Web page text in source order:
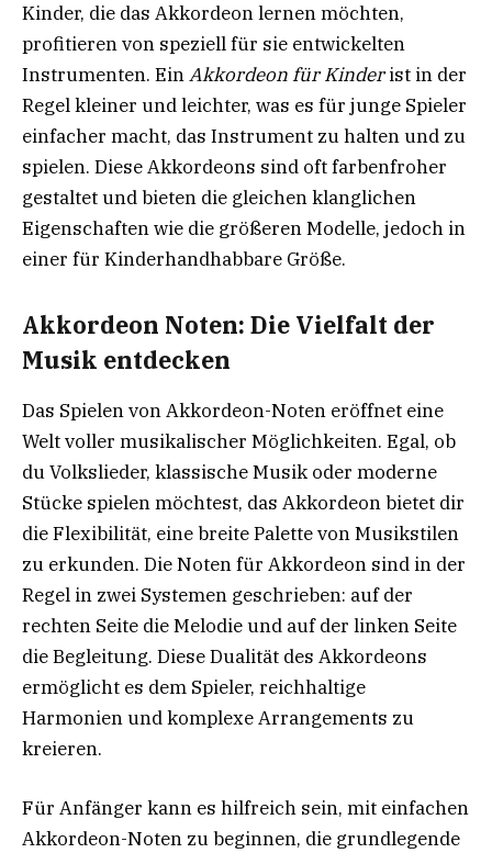
Kinder, die das Akkordeon lernen möchten,
profitieren von speziell für sie entwickelten
Instrumenten. EinAkkordeon für Kinderist in der
Regel kleiner und leichter, was es für junge Spieler
einfacher macht, das Instrument zu halten und zu
spielen. Diese Akkordeons sind oft farbenfroher
gestaltet und bieten die gleichen klanglichen
Eigenschaften wie die größeren Modelle, jedoch in
einer für Kinderhandhabbare Größe.
Akkordeon Noten: Die Vielfalt der
Musik entdecken
Das Spielen von Akkordeon-Noten eröffnet eine
Welt voller musikalischer Möglichkeiten. Egal, ob
du Volkslieder, klassische Musik oder moderne
Stücke spielen möchtest, das Akkordeon bietet dir
die Flexibilität, eine breite Palette von Musikstilen
zu erkunden. Die Noten für Akkordeon sind in der
Regel in zwei Systemen geschrieben: auf der
rechten Seite die Melodie und auf der linken Seite
die Begleitung. Diese Dualität des Akkordeons
ermöglicht es dem Spieler, reichhaltige
Harmonien und komplexe Arrangements zu
kreieren.
Für Anfänger kann es hilfreich sein, mit einfachen
Akkordeon-Noten zu beginnen, die grundlegende